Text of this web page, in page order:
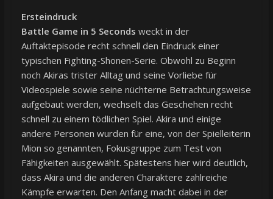
Ersteindruck
Battle Game in 5 Seconds weckt in der
Auftaktepisode recht schnell den Eindruck einer
typischen Fighting-Shonen-Serie. Obwohl zu Beginn
noch Akiras trister Alltag und seine Vorliebe für
Videospiele sowie seine nüchterne Betrachtungsweise
aufgebaut werden, wechselt das Geschehen recht
schnell zu einem tödlichen Spiel. Akira und einige
andere Personen wurden für eine, von der Spielleiterin
Mion so genannten, Fokusgruppe zum Test von
Fähigkeiten ausgewählt. Spätestens hier wird deutlich,
dass Akira und die anderen Charaktere zahlreiche
Kämpfe erwarten. Den Anfang macht dabei in der